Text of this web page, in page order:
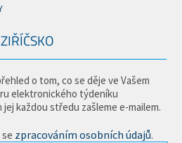
o tom, co se děje ve Vašem
elektronického týdeníku
jej každou středu zašleme e-mailem.
zpracováním osobních údajů.